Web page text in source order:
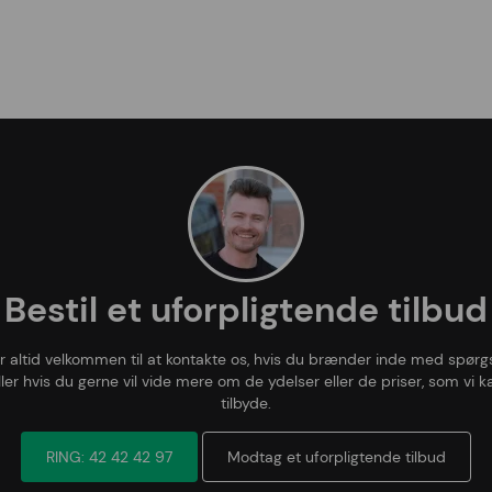
Bestil et uforpligtende tilbud
altid velkommen til at kontakte os, hvis du brænder inde med
hvis du gerne vil vide mere om de ydelser eller de priser, som vi
tilbyde.
RING: 42 42 42 97 Modtag et uforpligtende tilbud